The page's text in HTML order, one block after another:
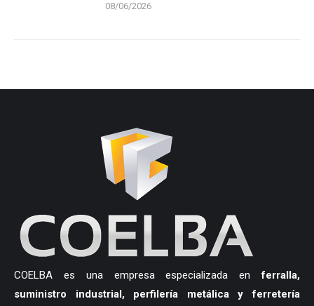
08/06/2026
COELBA es una empresa especializada enferralla,
suministro industrial, perfilería metálica y ferretería